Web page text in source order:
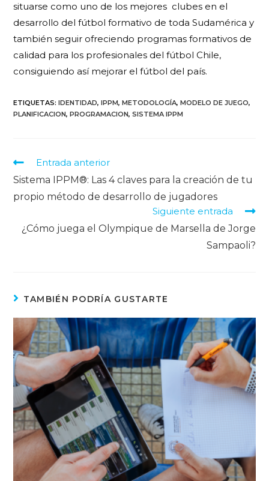
situarse como uno de los mejores clubes en el
desarrollo del fútbol formativo de toda Sudamérica y
también seguir ofreciendo programas formativos de
calidad para los profesionales del fútbol Chile,
consiguiendo así mejorar el fútbol del país.
ETIQUETAS:IDENTIDAD, IPPM, METODOLOGÍA, MODELO DE JUEGO,
PLANIFICACION, PROGRAMACION, SISTEMA IPPM
Entrada anterior
Sistema IPPM®: Las 4 claves para la creación de tu
propio método de desarrollo de jugadores
Siguiente entrada
¿Cómo juega el Olympique de Marsella de Jorge
Sampaoli?
TAMBIÉN PODRÍA GUSTARTE